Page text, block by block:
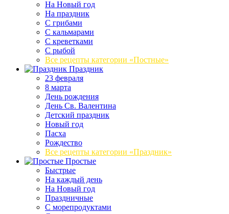
На Новый год
На праздник
С грибами
С кальмарами
С креветками
С рыбой
Все рецепты категории «Постные»
Праздник
23 февраля
8 марта
День рождения
День Св. Валентина
Детский праздник
Новый год
Пасха
Рождество
Все рецепты категории «Праздник»
Простые
Быстрые
На каждый день
На Новый год
Праздничные
С морепродуктами